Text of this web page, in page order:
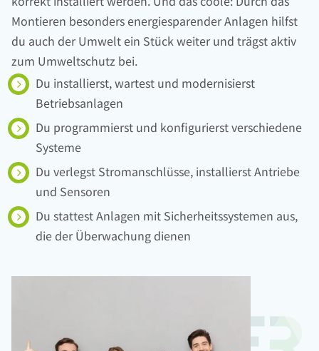
Montieren besonders energiesparender Anlagen hilfst
du auch der Umwelt ein Stück weiter und trägst aktiv
zum Umweltschutz bei.
Du installierst, wartest und modernisierst
Betriebsanlagen
Du programmierst und konfigurierst verschiedene
Systeme
Du verlegst Stromanschlüsse, installierst Antriebe
und Sensoren
Du stattest Anlagen mit Sicherheitssystemen aus,
die der Überwachung dienen